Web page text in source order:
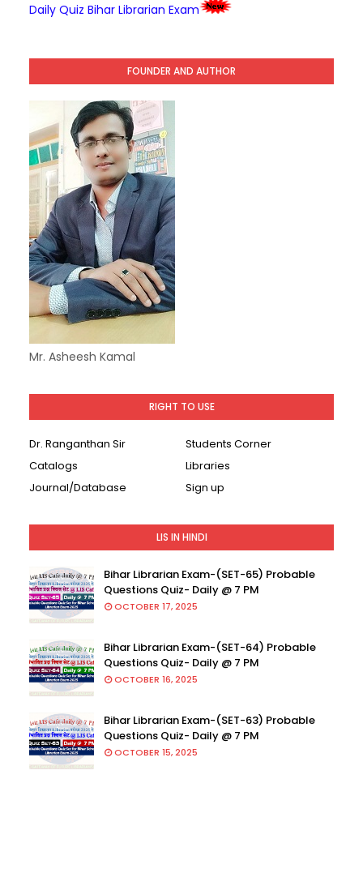
Daily Quiz Bihar Librarian Exam
FOUNDER AND AUTHOR
Mr. Asheesh Kamal
RIGHT TO USE
Dr. Ranganthan Sir
Students Corner
Catalogs
Libraries
Journal/Database
Sign up
LIS IN HINDI
Bihar Librarian Exam-(SET-65) Probable
Questions Quiz- Daily @ 7 PM
OCTOBER 17, 2025
Bihar Librarian Exam-(SET-64) Probable
Questions Quiz- Daily @ 7 PM
OCTOBER 16, 2025
Bihar Librarian Exam-(SET-63) Probable
Questions Quiz- Daily @ 7 PM
OCTOBER 15, 2025